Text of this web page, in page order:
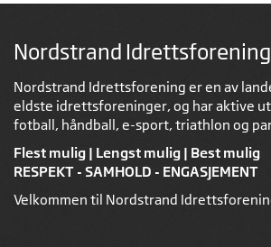
Nordstrand Idrettsforening
Nordstrand Idrettsforening er en av
eldste idrettsforeninger, og har aktive
fotball, håndball, e-sport, triathlon og
Flest mulig | Lengst mulig | Best mulig
RESPEKT - SAMHOLD - ENGASJEMENT
Velkommen til Nordstrand